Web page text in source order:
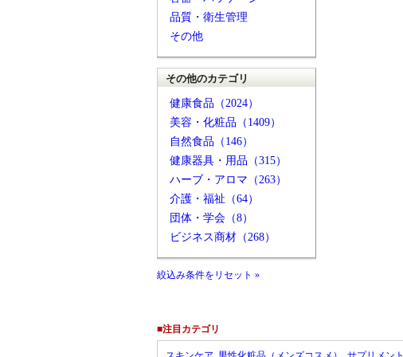
品質・衛生管理
その他
その他のカテゴリ
健康食品（2024）
美容・化粧品（1409）
自然食品（146）
健康器具・用品（315）
ハーブ・アロマ（263）
介護・福祉（64）
団体・学会（8）
ビジネス商材（268）
絞込み条件をリセット »
■注目カテゴリ